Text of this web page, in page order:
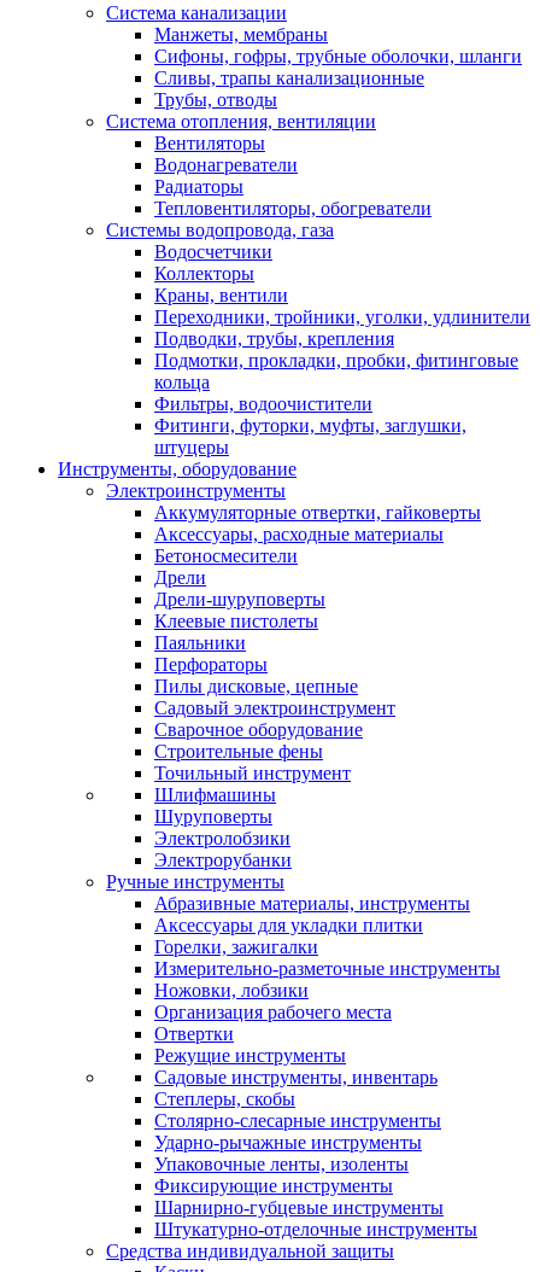
Система канализации
Манжеты, мембраны
Сифоны, гофры, трубные оболочки, шланги
Сливы, трапы канализационные
Трубы, отводы
Система отопления, вентиляции
Вентиляторы
Водонагреватели
Радиаторы
Тепловентиляторы, обогреватели
Системы водопровода, газа
Водосчетчики
Коллекторы
Краны, вентили
Переходники, тройники, уголки, удлинители
Подводки, трубы, крепления
Подмотки, прокладки, пробки, фитинговые
кольца
Фильтры, водоочистители
Фитинги, футорки, муфты, заглушки,
штуцеры
Инструменты, оборудование
Электроинструменты
Аккумуляторные отвертки, гайковерты
Аксессуары, расходные материалы
Бетоносмесители
Дрели
Дрели-шуруповерты
Клеевые пистолеты
Паяльники
Перфораторы
Пилы дисковые, цепные
Садовый электроинструмент
Сварочное оборудование
Строительные фены
Точильный инструмент
Шлифмашины
Шуруповерты
Электролобзики
Электрорубанки
Ручные инструменты
Абразивные материалы, инструменты
Аксессуары для укладки плитки
Горелки, зажигалки
Измерительно-разметочные инструменты
Ножовки, лобзики
Организация рабочего места
Отвертки
Режущие инструменты
Садовые инструменты, инвентарь
Степлеры, скобы
Столярно-слесарные инструменты
Ударно-рычажные инструменты
Упаковочные ленты, изоленты
Фиксирующие инструменты
Шарнирно-губцевые инструменты
Штукатурно-отделочные инструменты
Средства индивидуальной защиты